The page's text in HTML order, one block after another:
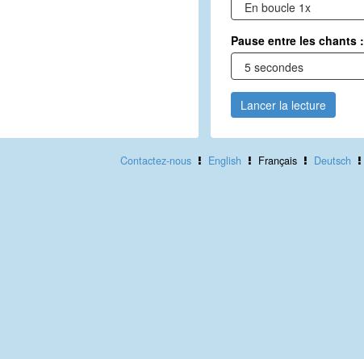
Pause entre les chants :
Lancer la lecture
Contactez-nous English Français Deutsch